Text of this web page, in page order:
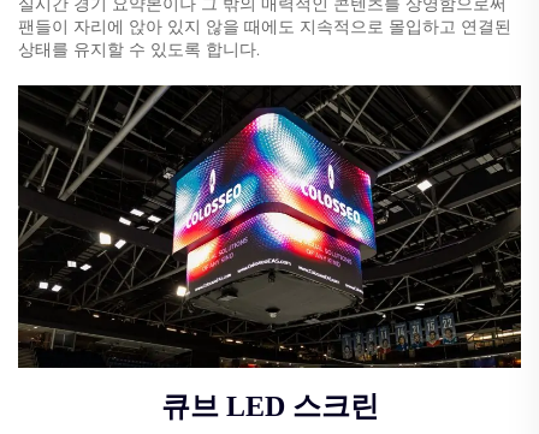
팬들이 자리에 앉아 있지 않을 때에도 지속적으로 몰입하고 연결된
상태를 유지할 수 있도록 합니다.
큐브 LED 스크린